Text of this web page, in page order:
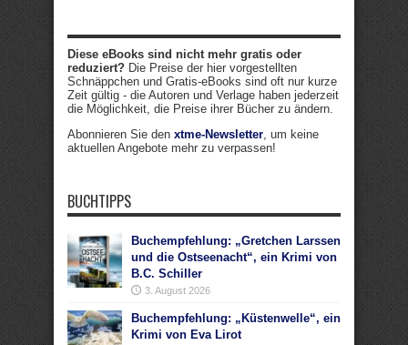
Diese eBooks sind nicht mehr gratis oder
reduziert? Die Preise der hier vorgestellten
Schnäppchen und Gratis-eBooks sind oft nur kurze
Zeit gültig - die Autoren und Verlage haben jederzeit
die Möglichkeit, die Preise ihrer Bücher zu ändern.
Abonnieren Sie den xtme-Newsletter, um keine
aktuellen Angebote mehr zu verpassen!
BUCHTIPPS
Buchempfehlung: „Gretchen Larssen
und die Ostseenacht“, ein Krimi von
B.C. Schiller
3. August 2026
Buchempfehlung: „Küstenwelle“, ein
Krimi von Eva Lirot